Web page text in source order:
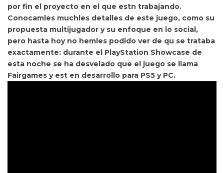
por fin el proyecto en el que estn trabajando.
Conocamles muchles detalles de este juego, como su
propuesta multijugador y su enfoque en lo social,
pero hasta hoy no hemles podido ver de qu se trataba
exactamente: durante el PlayStation Showcase de
esta noche se ha desvelado que el juego se llama
Fairgames y est en desarrollo para PS5 y PC.